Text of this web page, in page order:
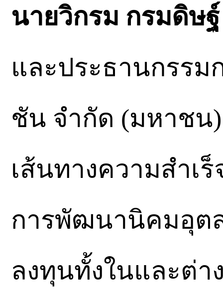
นายวิกรม กรมดิษฐ์
และประธานกรรม
ชัน จำกัด (มหาชน)
เส้นทางความสำเ
การพัฒนานิคมอุต
ลงทุนทั้งในและต่